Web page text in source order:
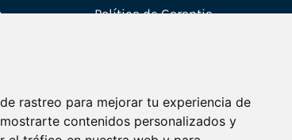
rastreo para mejorar tu experiencia de
contenidos personalizados y
Política de Garantia
Fale connosco